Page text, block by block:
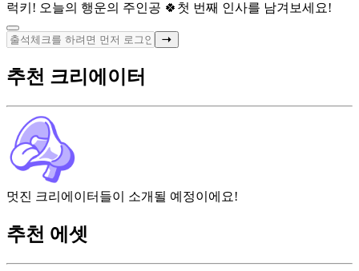
럭키! 오늘의 행운의 주인공 🍀 첫 번째 인사를 남겨보세요!
추천 크리에이터
멋진 크리에이터들이 소개될 예정이에요!
추천 에셋